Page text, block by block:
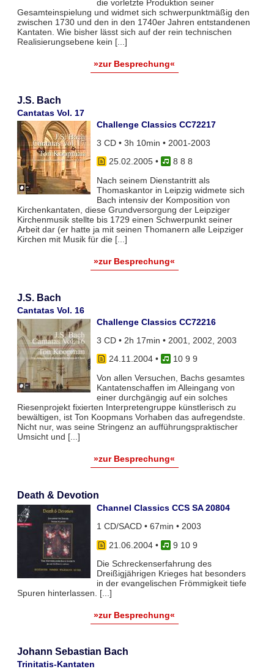
die vorletzte Produktion seiner
Gesamteinspielung und widmet sich schwerpunktmäßig den
zwischen 1730 und den in den 1740er Jahren entstandenen
Kantaten. Wie bisher lässt sich auf der rein technischen
Realisierungsebene kein [...]
»zur Besprechung«
J.S. Bach
Cantatas Vol. 17
Challenge Classics CC72217
3 CD • 3h 10min • 2001-2003
25.02.2005•
8 8 8
Nach seinem Dienstantritt als
Thomaskantor in Leipzig widmete sich
Bach intensiv der Komposition von
Kirchenkantaten, diese Grundversorgung der Leipziger
Kirchenmusik stellte bis 1729 einen Schwerpunkt seiner
Arbeit dar (er hatte ja mit seinen Thomanern alle Leipziger
Kirchen mit Musik für die [...]
»zur Besprechung«
J.S. Bach
Cantatas Vol. 16
Challenge Classics CC72216
3 CD • 2h 17min • 2001, 2002, 2003
24.11.2004•
10 9 9
Von allen Versuchen, Bachs gesamtes
Kantatenschaffen im Alleingang von
einer durchgängig auf ein solches
Riesenprojekt fixierten Interpretengruppe künstlerisch zu
bewältigen, ist Ton Koopmans Vorhaben das aufregendste.
Nicht nur, was seine Stringenz an aufführungspraktischer
Umsicht und [...]
»zur Besprechung«
Death & Devotion
Channel Classics CCS SA 20804
1 CD/SACD • 67min • 2003
21.06.2004•
9 10 9
Die Schreckenserfahrung des
Dreißigjährigen Krieges hat besonders
in der evangelischen Frömmigkeit tiefe
Spuren hinterlassen. [...]
»zur Besprechung«
Johann Sebastian Bach
Trinitatis-Kantaten